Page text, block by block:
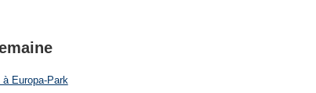
Europa-Park